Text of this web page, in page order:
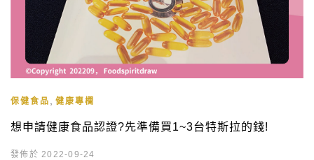
保健食品 健康專欄
想申請健康食品認證?先準備買1~3台特斯拉的錢!
發佈於 2022-09-24